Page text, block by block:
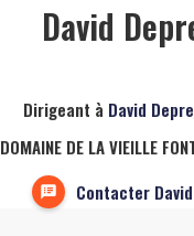
David
Dirigeant à David
DOMAINE DE LA VIEILLE
Contacter David